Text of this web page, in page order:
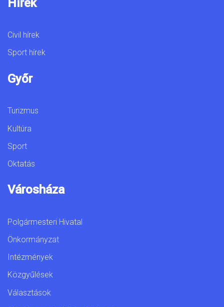
Hírek
Civil hírek
Sport hírek
Győr
Turizmus
Kultúra
Sport
Oktatás
Városháza
Polgármesteri Hivatal
Önkormányzat
Intézmények
Közgyűlések
Választások